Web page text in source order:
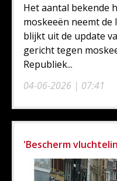
04-06-2026 | 07:41
Het aantal bekende
moskeeën neemt
blijkt uit de update
gericht tegen
Republiek...
'Bescherm